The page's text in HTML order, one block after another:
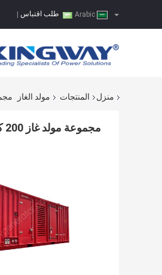
طلب اقتباس
منزل المنتجات مولد الغاز مجموعة
مجموعة مولد غاز 200 كيلوواط 250 كيلوواط